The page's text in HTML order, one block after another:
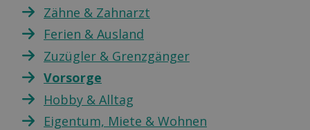
Zähne & Zahnarzt
Ferien & Ausland
Zuzügler & Grenzgänger
Vorsorge
Hobby & Alltag
Eigentum, Miete & Wohnen